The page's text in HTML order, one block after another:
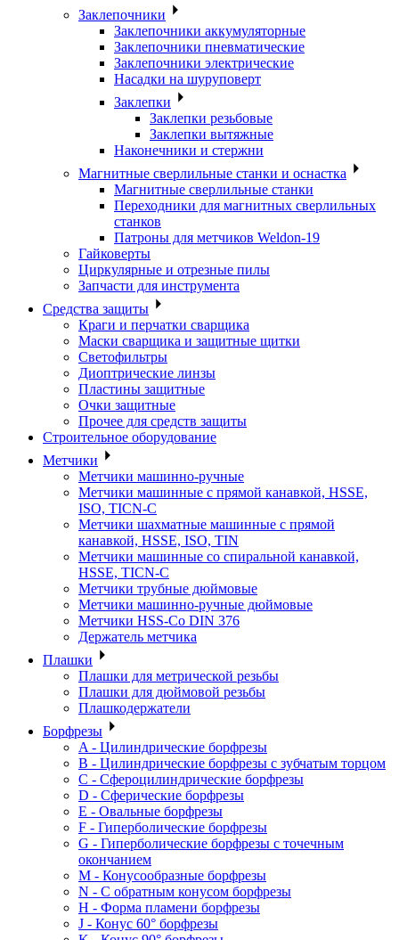
Заклепочники
Заклепочники аккумуляторные
Заклепочники пневматические
Заклепочники электрические
Насадки на шуруповерт
Заклепки
Заклепки резьбовые
Заклепки вытяжные
Наконечники и стержни
Магнитные сверлильные станки и оснастка
Магнитные сверлильные станки
Переходники для магнитных сверлильных
станков
Патроны для метчиков Weldon-19
Гайковерты
Циркулярные и отрезные пилы
Запчасти для инструмента
Средства защиты
Краги и перчатки сварщика
Маски сварщика и защитные щитки
Светофильтры
Диоптрические линзы
Пластины защитные
Очки защитные
Прочее для средств защиты
Строительное оборудование
Метчики
Метчики машинно-ручные
Метчики машинные с прямой канавкой, HSSE,
ISO, TICN-C
Метчики шахматные машинные с прямой
канавкой, HSSE, ISO, TIN
Метчики машинные со спиральной канавкой,
HSSE, TICN-C
Метчики трубные дюймовые
Метчики машинно-ручные дюймовые
Метчики HSS-Co DIN 376
Держатель метчика
Плашки
Плашки для метрической резьбы
Плашки для дюймовой резьбы
Плашкодержатели
Борфрезы
A - Цилиндрические борфрезы
B - Цилиндрические борфрезы с зубчатым торцом
C - Сфероцилиндрические борфрезы
D - Сферические борфрезы
E - Овальные борфрезы
F - Гиперболические борфрезы
G - Гиперболические борфрезы с точечным
окончанием
M - Конусообразные борфрезы
N - С обратным конусом борфрезы
H - Форма пламени борфрезы
J - Конус 60° борфрезы